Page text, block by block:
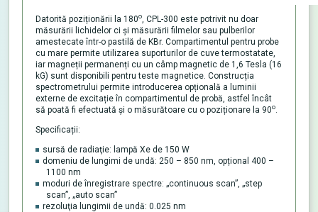
Datorită poziționării la 180o, CPL-300 este potrivit nu doar
măsurării lichidelor ci și măsurării filmelor sau pulberilor
amestecate într-o pastilă de KBr. Compartimentul pentru probe
cu mare permite utilizarea suporturilor de cuve termostatate,
iar magneții permanenți cu un câmp magnetic de 1,6 Tesla (16
kG) sunt disponibili pentru teste magnetice. Construcția
spectrometrului permite introducerea opțională a luminii
externe de excitație în compartimentul de probă, astfel încât
să poată fi efectuată și o măsurătoare cu o poziționare la 90o.
Specificații:
sursă de radiaţie: lampă Xe de 150 W
domeniu de lungimi de undă: 250 – 850 nm, opțional 400 –
1100 nm
moduri de înregistrare spectre: „continuous scan”, „step
scan”, „auto scan”
rezoluţia lungimii de undă: 0.025 nm